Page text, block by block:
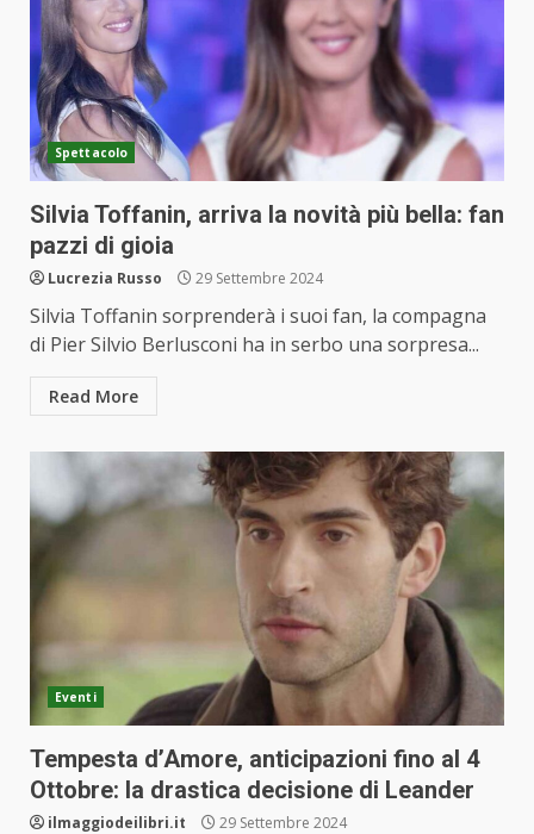
Spettacolo
Silvia Toffanin, arriva la novità più bella: fan
pazzi di gioia
Lucrezia Russo 29 Settembre 2024
Silvia Toffanin sorprenderà i suoi fan, la compagna
di Pier Silvio Berlusconi ha in serbo una sorpresa...
Read More
Eventi
Tempesta d’Amore, anticipazioni fino al 4
Ottobre: la drastica decisione di Leander
ilmaggiodeilibri.it 29 Settembre 2024